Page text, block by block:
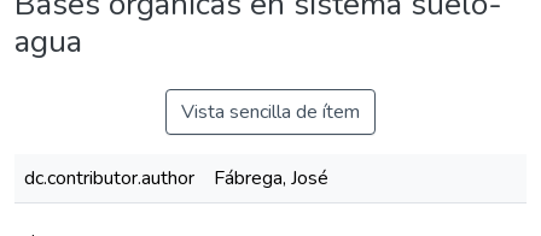
agua
Vista sencilla de ítem
dc.contributor.author Fábrega, José